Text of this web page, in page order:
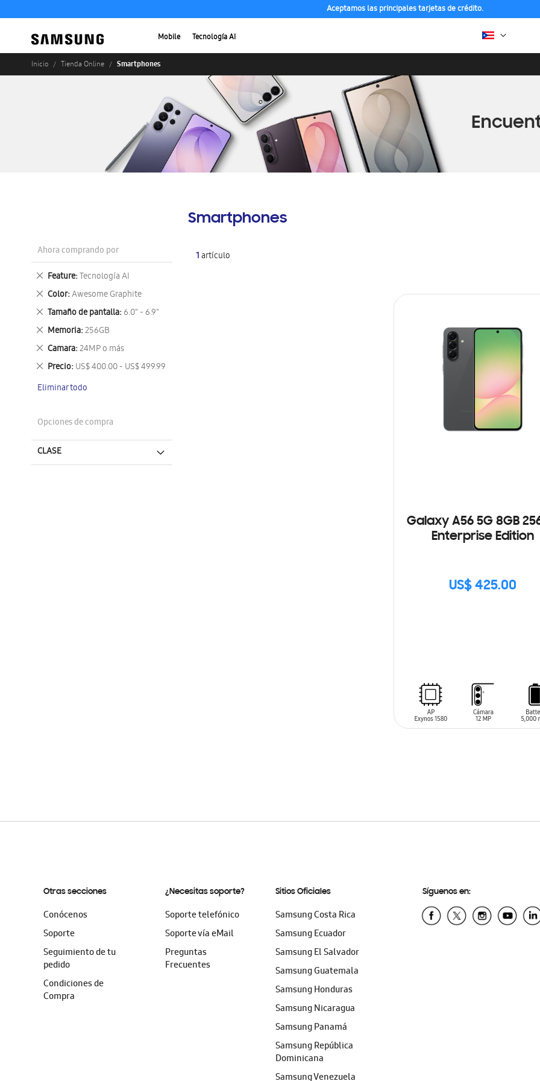
Aceptamos las principales tarjetas de crédito.
Mobile Tecnología AI
Inicio Tienda Online Smartphones
Smartphones
1artículo
Galaxy A56 5G 8GB
Enterprise Edition
US$ 425.00
SIN
Ahora comprando por
Feature Tecnología AI
Eliminar
este
artículo
Color Awesome Graphite
Eliminar
este
artículo
Tamaño de pantalla 6.0" - 6.9"
Eliminar
este
artículo
Memoria 256GB
Eliminar
este
artículo
Camara 24MP o más
Eliminar
este
artículo
Precio US$ 400.00 - US$ 499.99
Eliminar
artículo
Eliminar todo
Opciones de compra
CLASE
Otras secciones
Conócenos
Soporte
Seguimiento de tu
pedido
Condiciones de
Compra
¿Necesitas soporte?
Soporte telefónico
Soporte vía eMail
Preguntas
Frecuentes
Sitios Oficiales
Samsung Costa Rica
Samsung Ecuador
Samsung El Salvador
Samsung Guatemala
Samsung Honduras
Samsung Nicaragua
Samsung Panamá
Samsung República
Dominicana
Samsung Venezuela
Síguenos en: